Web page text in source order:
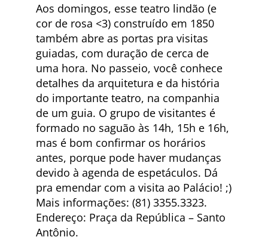
Aos domingos, esse teatro lindão (e
cor de rosa <3) construído em 1850
também abre as portas pra visitas
guiadas, com duração de cerca de
uma hora. No passeio, você conhece
detalhes da arquitetura e da história
do importante teatro, na companhia
de um guia. O grupo de visitantes é
formado no saguão às 14h, 15h e 16h,
mas é bom confirmar os horários
antes, porque pode haver mudanças
devido à agenda de espetáculos. Dá
pra emendar com a visita ao Palácio! ;)
Mais informações: (81) 3355.3323.
Endereço: Praça da República – Santo
Antônio.